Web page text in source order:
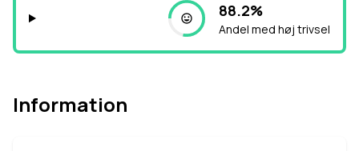
88.2%
Andel med høj trivsel
Information